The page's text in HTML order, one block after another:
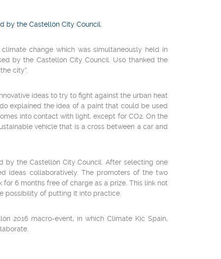
by the Castellón City Council.
change which was simultaneously held in
by the Castellón City Council. Usó thanked the
city”.
ideas to try to fight against the urban heat
explained the idea of a paint that could be used
into contact with light, except for CO2. On the
vehicle that is a cross between a car and
by the Castellón City Council. After selecting one
ideas collaboratively. The promoters of the two
6 months free of charge as a prize. This link not
possibility of putting it into practice.
2016 macro-event, in which Climate Kic Spain,